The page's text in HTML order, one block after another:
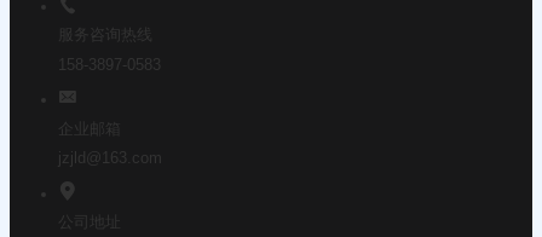
服务咨询热线
158-3897-0583
企业邮箱
jzjld@163.com
公司地址